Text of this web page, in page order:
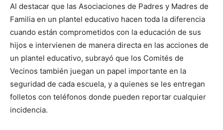
Al destacar que las Asociaciones de Padres y Madres de
Familia en un plantel educativo hacen toda la diferencia
cuando están comprometidos con la educación de sus
hijos e intervienen de manera directa en las acciones de
un plantel educativo, subrayó que los Comités de
Vecinos también juegan un papel importante en la
seguridad de cada escuela, y a quienes se les entregan
folletos con teléfonos donde pueden reportar cualquier
incidencia.